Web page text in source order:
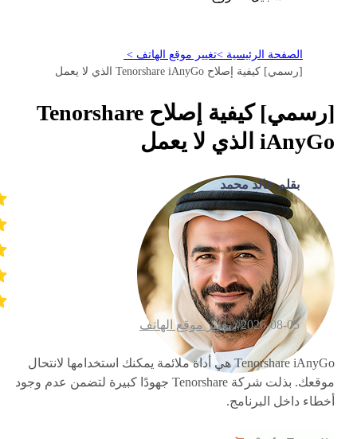
الصفحة الرئيسية >تغيير موقع الهاتف >
[رسمي] كيفية إصلاح Tenorshare iAnyGo الذي لا يعمل
[رسمي] كيفية إصلاح Tenorshare
iAnyGo الذي لا يعمل
بقلم خالد محمد
2026-08-05 / تغيير موقع الهاتف
Tenorshare iAnyGo هي أداة ملائمة يمكنك استخدامها لانتحال
موقعك. بذلت شركة Tenorshare جهودًا كبيرة لتضمن عدم وجود
أخطاء داخل البرنامج.